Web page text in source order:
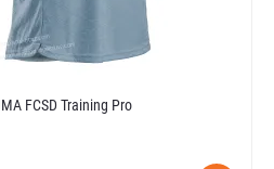
FCSD Training Pro